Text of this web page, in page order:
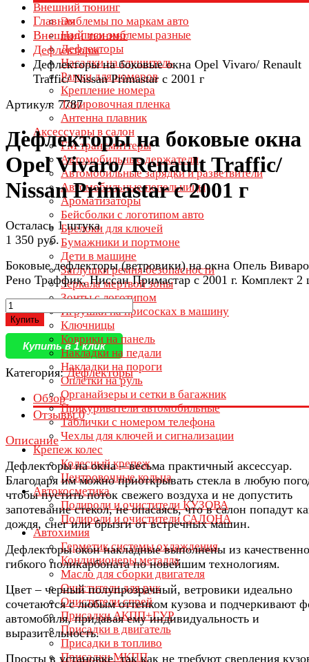
Внешний тюнинг
Эмблемы по маркам авто
Надписи эмблемы разные
Дефлекторы
Насадки на глушитель
Рамки для номеров
Крепление номера
Тонировочная пленка
Антенна плавник
Аксессуары в салон
FM трансмиттеры
Автомобильные держатели
Автомобильные зарядки и разветвители
Автомобильные пепельницы
Ароматизаторы
Бейсболки с логотипом авто
Брелоки для ключей
Бумажники и портмоне
Дети в машине
Заглушки ремня безопасности
Зеркала мертвой зоны
Зонты с логотипом
Игрушки на присосках в машину
Ключницы
Коврики на панель
Накладки на педали
Накладки на пороги
Оплётки на руль
Органайзеры и сетки в багажник
Прикуриватели автомобильные
Таблички с номером телефона
Чехлы для ключей и сигнализации
Крепеж колес
Колесный крепеж
Центровочные кольца
Автокосметика
Полироли и очистители КУЗОВА
Полироли и очистители САЛОНА
Автохимия
Герметик системы охлаждения
Кондиционеры металла
Масло для сборки двигателя
Очистители для рук
Очистители спрей
Присадки АКПП+ГУР
Присадки в двигатель
Присадки в топливо
Присадки МКПП
Главная
Внешний тюнинг
Дефлекторы
Дефлекторы на боковые окна Opel Vivaro/ Renault
Traffic/ Nissan Primastar с 2001 г
Артикул: 7787
Дефлекторы на боковые окна
Opel Vivaro/ Renault Traffic/
Nissan Primastar с 2001 г
Осталась 1 штука
1 350 руб.
Боковые дефлекторы (ветровики) на окна Опель
Рено Траффик, Ниссан Примастар с 2001 г. Комплект 2
Купить
Купить в 1 клик
Категория:Дефлекторы
Обзор
Отзывы0
Описание
Дефлекторы на окна – весьма практичный аксессуар.
Благодаря им можно приоткрывать стекла в любую
чтобы пустить поток свежего воздуха и не допустить
запотевание стекол, не опасаясь, что в салон попадут
дождя, снег или брызги от встречных машин.
Дефлекторы окон накладные выполнены из
гибкого поликарбоната по новейшим технологиям.
Цвет – черный полупрозрачный, ветровики идеально
сочетаются с любым оттенком кузова и подчеркивают
автомобиля, придавая ему индивидуальность и
выразительность.
Просты в установке, так как не требуют сверления